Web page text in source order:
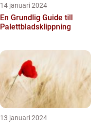
14 januari 2024
En Grundlig Guide till
Palettbladsklippning
13 januari 2024